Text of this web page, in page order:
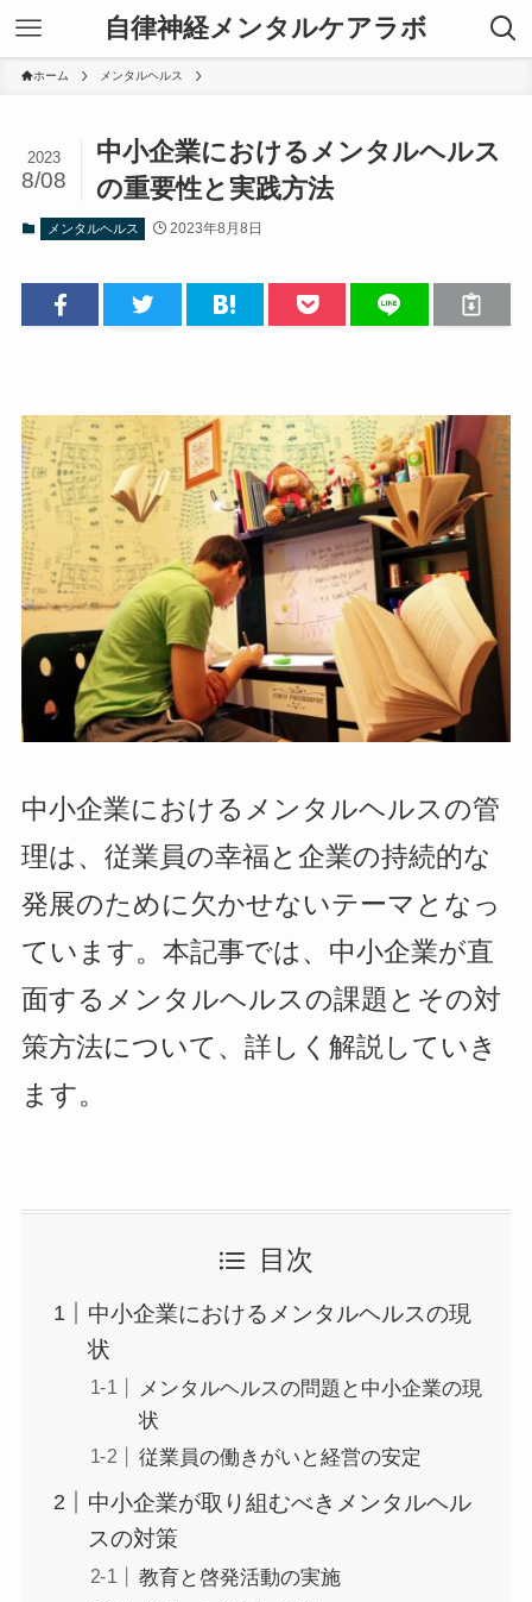
自律神経メンタルケアラボ
ホーム メンタルヘルス
中小企業におけるメンタルヘルス
の重要性と実践方法
2023
8/08
メンタルヘルス 2023年8月8日
中小企業におけるメンタルヘルスの管
理は、従業員の幸福と企業の持続的な
発展のために欠かせないテーマとなっ
ています。本記事では、中小企業が直
面するメンタルヘルスの課題とその対
策方法について、詳しく解説していき
ます。
目次
中小企業におけるメンタルヘルスの現
状
メンタルヘルスの問題と中小企業の現
状
従業員の働きがいと経営の安定
中小企業が取り組むべきメンタルヘル
スの対策
教育と啓発活動の実施